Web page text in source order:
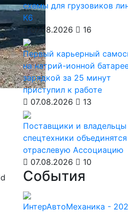
схемы для грузовиков
К6
07.08.2026
16
Первый карьерный
на натрий-ионной
зарядкой за 25 минут
приступил к работе
07.08.2026
13
Поставщики и владельцы
спецтехники
отраслевую Ассоциацию
07.08.2026
10
События
ИнтерАвтоМеханика -